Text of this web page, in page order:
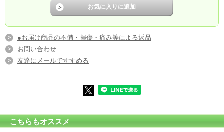
●お届け商品の不備・損傷・痛み等による返品
お問い合わせ
友達にメールですすめる
こちらもオススメ